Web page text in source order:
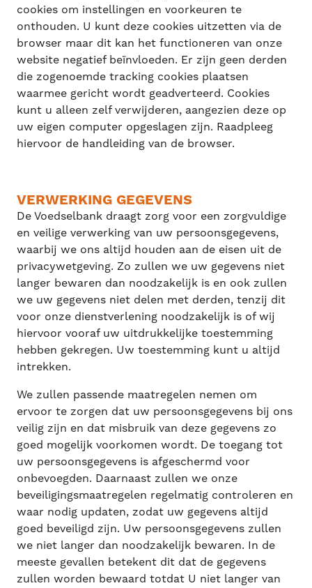
cookies om instellingen en voorkeuren te
onthouden. U kunt deze cookies uitzetten via de
browser maar dit kan het functioneren van onze
website negatief beïnvloeden. Er zijn geen derden
die zogenoemde tracking cookies plaatsen
waarmee gericht wordt geadverteerd. Cookies
kunt u alleen zelf verwijderen, aangezien deze op
uw eigen computer opgeslagen zijn. Raadpleeg
hiervoor de handleiding van de browser.
VERWERKING GEGEVENS
De Voedselbank draagt zorg voor een zorgvuldige
en veilige verwerking van uw persoonsgegevens,
waarbij we ons altijd houden aan de eisen uit de
privacywetgeving. Zo zullen we uw gegevens niet
langer bewaren dan noodzakelijk is en ook zullen
we uw gegevens niet delen met derden, tenzij dit
voor onze dienstverlening noodzakelijk is of wij
hiervoor vooraf uw uitdrukkelijke toestemming
hebben gekregen. Uw toestemming kunt u altijd
intrekken.
We zullen passende maatregelen nemen om
ervoor te zorgen dat uw persoonsgegevens bij ons
veilig zijn en dat misbruik van deze gegevens zo
goed mogelijk voorkomen wordt. De toegang tot
uw persoonsgegevens is afgeschermd voor
onbevoegden. Daarnaast zullen we onze
beveiligingsmaatregelen regelmatig controleren en
waar nodig updaten, zodat uw gegevens altijd
goed beveiligd zijn. Uw persoonsgegevens zullen
we niet langer dan noodzakelijk bewaren. In de
meeste gevallen betekent dit dat de gegevens
zullen worden bewaard totdat U niet langer van